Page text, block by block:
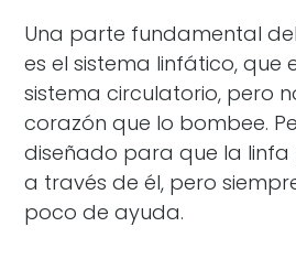
Una parte fundamental
es el sistema linfático, que
sistema circulatorio, pero
corazón que lo bombee.
diseñado para que la
a través de él, pero
poco de ayuda.